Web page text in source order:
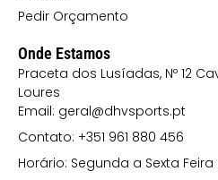
Pedir Orçamento
Onde Estamos
Praceta dos Lusíadas, Nº 12
Loures
Email: geral@dhvsports.pt
Contato: +351 961 880 456
Horário: Segunda a Sexta